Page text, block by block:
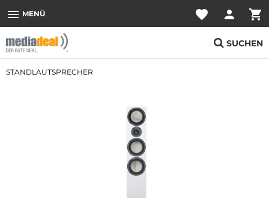
menu MENÜ favorite person shopping_cart
SUCHEN
STANDLAUTSPRECHER